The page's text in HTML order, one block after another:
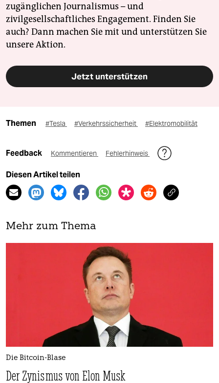
zugänglichen Journalismus – und
zivilgesellschaftliches Engagement. Finden Sie
auch? Dann machen Sie mit und unterstützen Sie
unsere Aktion.
Jetzt unterstützen
Themen #Tesla #Verkehrssicherheit #Elektromobilität
Feedback Kommentieren Fehlerhinweis
Diesen Artikel teilen
Mehr zum Thema
Die Bitcoin-Blase
Der Zynismus von Elon Musk